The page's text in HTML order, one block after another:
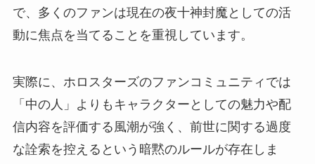
で、多くのファンは現在の夜十神封魔としての活
動に焦点を当てることを重視しています。
実際に、ホロスターズのファンコミュニティでは
「中の人」よりもキャラクターとしての魅力や配
信内容を評価する風潮が強く、前世に関する過度
な詮索を控えるという暗黙のルールが存在しま